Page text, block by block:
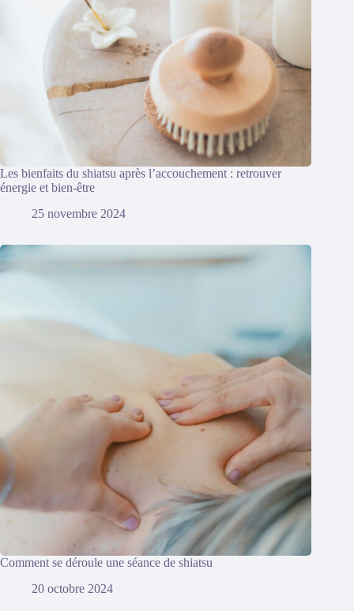
Les bienfaits du shiatsu après l’accouchement : retrouver
énergie et bien-être
25 novembre 2024
Comment se déroule une séance de shiatsu
20 octobre 2024